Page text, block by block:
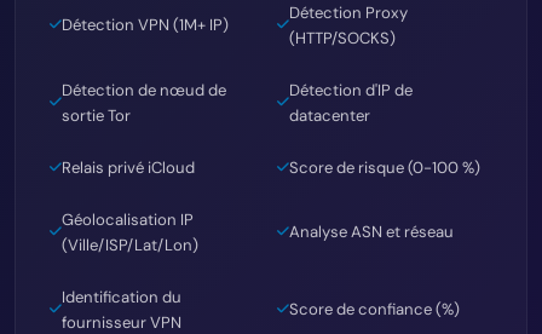
Détection VPN (1M+ IP)
Détection Proxy
(HTTP/SOCKS)
Détection de nœud de
sortie Tor
Détection d'IP de
datacenter
Relais privé iCloud Score de risque (0-100 %)
Géolocalisation IP
(Ville/ISP/Lat/Lon)
Analyse ASN et réseau
Identification du
fournisseur VPN
Score de confiance (%)